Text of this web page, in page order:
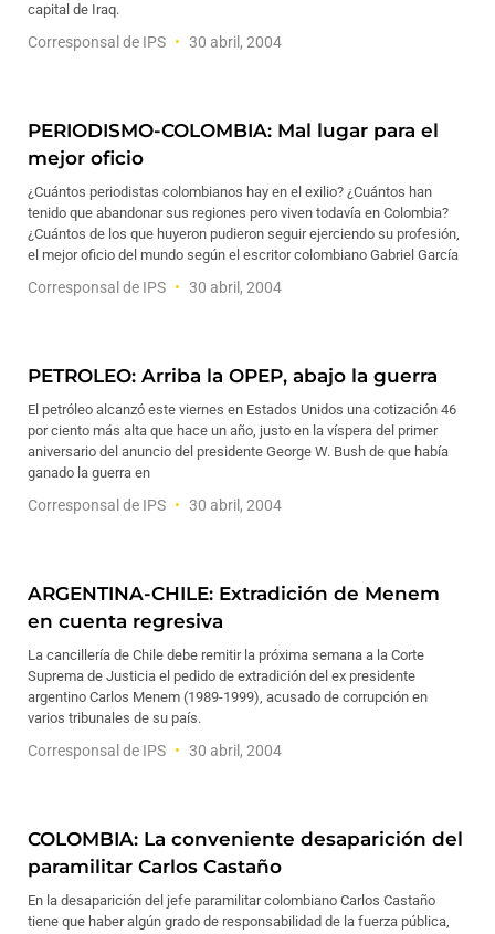
capital de Iraq.
Corresponsal de IPS 30 abril, 2004
PERIODISMO-COLOMBIA: Mal lugar para el
mejor oficio
¿Cuántos periodistas colombianos hay en el exilio? ¿Cuántos han
tenido que abandonar sus regiones pero viven todavía en Colombia?
¿Cuántos de los que huyeron pudieron seguir ejerciendo su profesión,
el mejor oficio del mundo según el escritor colombiano Gabriel García
Corresponsal de IPS 30 abril, 2004
PETROLEO: Arriba la OPEP, abajo la guerra
El petróleo alcanzó este viernes en Estados Unidos una cotización 46
por ciento más alta que hace un año, justo en la víspera del primer
aniversario del anuncio del presidente George W. Bush de que había
ganado la guerra en
Corresponsal de IPS 30 abril, 2004
ARGENTINA-CHILE: Extradición de Menem
en cuenta regresiva
La cancillería de Chile debe remitir la próxima semana a la Corte
Suprema de Justicia el pedido de extradición del ex presidente
argentino Carlos Menem (1989-1999), acusado de corrupción en
varios tribunales de su país.
Corresponsal de IPS 30 abril, 2004
COLOMBIA: La conveniente desaparición del
paramilitar Carlos Castaño
En la desaparición del jefe paramilitar colombiano Carlos Castaño
tiene que haber algún grado de responsabilidad de la fuerza pública,